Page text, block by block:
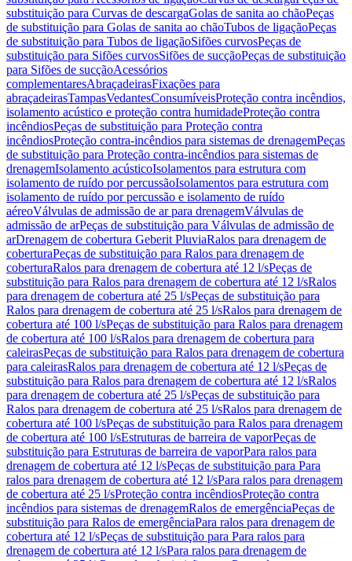
substituição para Curvas de descargaGolas de sanita ao chãoPeças
de substituição para Golas de sanita ao chãoTubos de ligaçãoPeças
de substituição para Tubos de ligaçãoSifões curvosPeças de
substituição para Sifões curvosSifões de sucçãoPeças de substituição
para Sifões de sucçãoAcessórios
complementaresAbraçadeirasFixações para
abraçadeirasTampasVedantesConsumíveisProteção contra incêndios,
isolamento acústico e proteção contra humidadeProteção contra
incêndiosPeças de substituição para Proteção contra
incêndiosProteção contra-incêndios para sistemas de drenagemPeças
de substituição para Proteção contra-incêndios para sistemas de
drenagemIsolamento acústicoIsolamentos para estrutura com
isolamento de ruído por percussãoIsolamentos para estrutura com
isolamento de ruído por percussão e isolamento de ruído
aéreoVálvulas de admissão de ar para drenagemVálvulas de
admissão de arPeças de substituição para Válvulas de admissão de
arDrenagem de cobertura Geberit PluviaRalos para drenagem de
coberturaPeças de substituição para Ralos para drenagem de
coberturaRalos para drenagem de cobertura até 12 l/sPeças de
substituição para Ralos para drenagem de cobertura até 12 l/sRalos
para drenagem de cobertura até 25 l/sPeças de substituição para
Ralos para drenagem de cobertura até 25 l/sRalos para drenagem de
cobertura até 100 l/sPeças de substituição para Ralos para drenagem
de cobertura até 100 l/sRalos para drenagem de cobertura para
caleirasPeças de substituição para Ralos para drenagem de cobertura
para caleirasRalos para drenagem de cobertura até 12 l/sPeças de
substituição para Ralos para drenagem de cobertura até 12 l/sRalos
para drenagem de cobertura até 25 l/sPeças de substituição para
Ralos para drenagem de cobertura até 25 l/sRalos para drenagem de
cobertura até 100 l/sPeças de substituição para Ralos para drenagem
de cobertura até 100 l/sEstruturas de barreira de vaporPeças de
substituição para Estruturas de barreira de vaporPara ralos para
drenagem de cobertura até 12 l/sPeças de substituição para Para
ralos para drenagem de cobertura até 12 l/sPara ralos para drenagem
de cobertura até 25 l/sProteção contra incêndiosProteção contra
incêndios para sistemas de drenagemRalos de emergênciaPeças de
substituição para Ralos de emergênciaPara ralos para drenagem de
cobertura até 12 l/sPeças de substituição para Para ralos para
drenagem de cobertura até 12 l/sPara ralos para drenagem de